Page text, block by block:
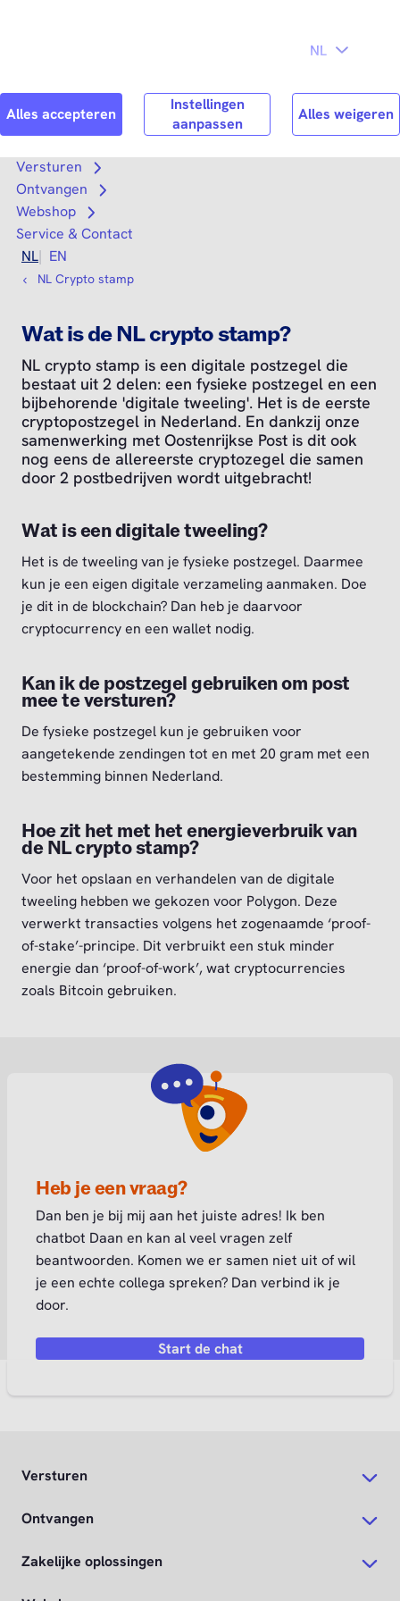
Search Zoek
Versturen
Open submenu
Ontvangen
Open submenu
Webshop
Open submenu
Service & Contact
NL
EN
NL Crypto stamp
Wat is de NL crypto stamp?
NL crypto stamp is een digitale postzegel die
bestaat uit 2 delen: een fysieke postzegel en een
bijbehorende 'digitale tweeling'. Het is de eerste
cryptopostzegel in Nederland. En dankzij onze
samenwerking met Oostenrijkse Post is dit ook
nog eens de allereerste cryptozegel die samen
door 2 postbedrijven wordt uitgebracht!
Wat is een digitale tweeling?
Het is de tweeling van je fysieke postzegel. Daarmee
kun je een eigen digitale verzameling aanmaken. Doe
je dit in de blockchain? Dan heb je daarvoor
cryptocurrency en een wallet nodig.
Kan ik de postzegel gebruiken om post
mee te versturen?
De fysieke postzegel kun je gebruiken voor
aangetekende zendingen tot en met 20 gram met een
bestemming binnen Nederland.
Hoe zit het met het energieverbruik van
de NL crypto stamp?
Voor het opslaan en verhandelen van de digitale
tweeling hebben we gekozen voor Polygon. Deze
verwerkt transacties volgens het zogenaamde ‘proof-
of-stake’-principe. Dit verbruikt een stuk minder
energie dan ‘proof-of-work’, wat cryptocurrencies
zoals Bitcoin gebruiken.
Heb je een vraag?
Dan ben je bij mij aan het juiste adres! Ik ben
chatbot Daan en kan al veel vragen zelf
beantwoorden. Komen we er samen niet uit of wil
je een echte collega spreken? Dan verbind ik je
door.
Start de chat
Versturen
Ontvangen
Zakelijke oplossingen